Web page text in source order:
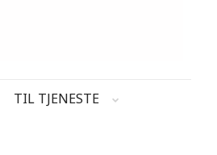
TIL TJENESTE